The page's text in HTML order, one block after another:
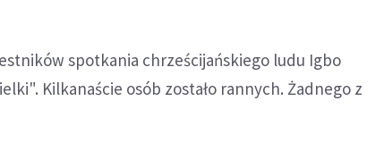
spotkania chrześcijańskiego ludu Igbo
Kilkanaście osób zostało rannych. Żadnego z